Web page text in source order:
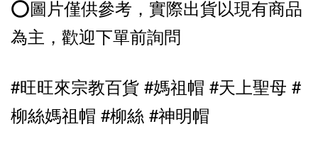
⭕️圖片僅供參考，實際出貨以現有商品
為主，歡迎下單前詢問
#旺旺來宗教百貨 #媽祖帽 #天上聖母 #
柳絲媽祖帽 #柳絲 #神明帽